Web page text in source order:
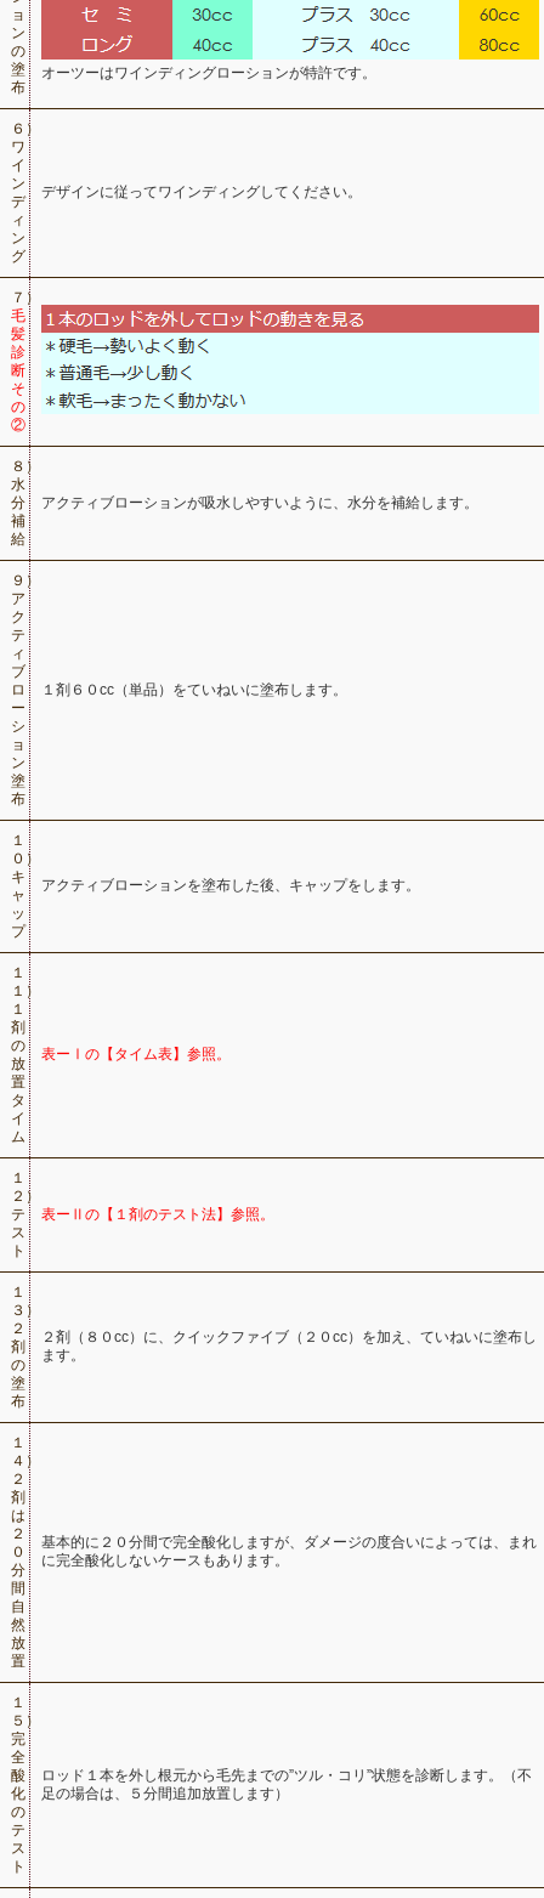
ョ
ン
の
塗
布
オーツーはワインディングローションが特許です。
６）
ワ
イ
ン
デ
ィ
ン
グ
デザインに従ってワインディングしてください。
７）
毛
髪
診
断
そ
の
②
８）
水
分
補
給
アクティブローションが吸水しやすいように、水分を補給します。
９）
ア
ク
テ
ィ
ブ
ロ
ー
シ
ョ
ン
塗
布
１剤６０cc（単品）をていねいに塗布します。
１
０）
キ
ャ
ッ
プ
アクティブローションを塗布した後、キャップをします。
１
１）
１
剤
の
放
置
タ
イ
ム
表ーⅠの【タイム表】参照。
１
２）
テ
ス
ト
表ーⅡの【１剤のテスト法】参照。
１
３）
２
剤
の
塗
布
２剤（８０cc）に、クイックファイブ（２０cc）を加え、ていねいに塗布し
ます。
１
４）
２
剤
は
２
０
分
間
自
然
放
置
基本的に２０分間で完全酸化しますが、ダメージの度合いによっては、まれ
に完全酸化しないケースもあります。
１
５）
完
全
酸
化
の
テ
ス
ト
ロッド１本を外し根元から毛先までの”ツル・コリ”状態を診断します。（不
足の場合は、５分間追加放置します）